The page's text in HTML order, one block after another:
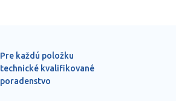
Pre každú položku
technické kvalifikované
poradenstvo